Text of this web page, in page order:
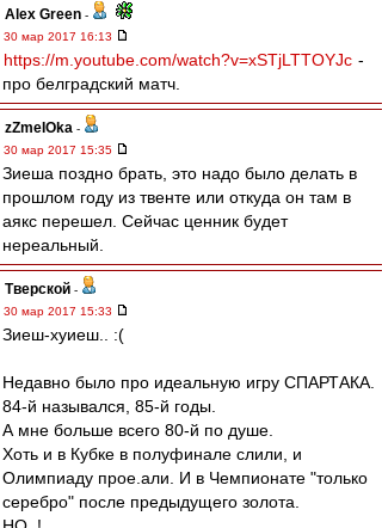
Alex Green -
30 мар 2017 16:13
https://m.youtube.com/watch?v=xSTjLTTOYJc -
про белградский матч.
zZmeIOka -
30 мар 2017 15:35
Зиеша поздно брать, это надо было делать в
прошлом году из твенте или откуда он там в
аякс перешел. Сейчас ценник будет
нереальный.
Тверской -
30 мар 2017 15:33
Зиеш-хуиеш.. :(
Недавно было про идеальную игру СПАРТАКА.
84-й назывался, 85-й годы.
А мне больше всего 80-й по душе.
Хоть и в Кубке в полуфинале слили, и
Олимпиаду прое.али. И в Чемпионате "только
серебро" после предыдущего золота.